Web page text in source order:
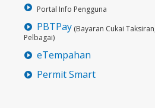
Portal Info Pengguna
PBTPay (Bayaran Cukai
Pelbagai)
eTempahan
Permit Smart